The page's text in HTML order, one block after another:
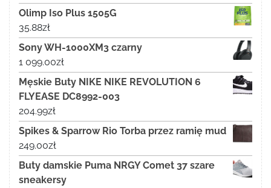
Olimp Iso Plus 1505G
35.88zł
Sony WH-1000XM3 czarny
1 099.00zł
Męskie Buty NIKE NIKE REVOLUTION 6
FLYEASE DC8992-003
204.99zł
Spikes & Sparrow Rio Torba przez ramię mud
249.00zł
Buty damskie Puma NRGY Comet 37 szare
sneakersy